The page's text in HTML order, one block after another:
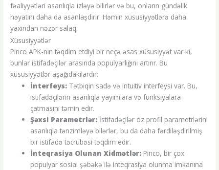
fəaliyyətləri asanlıqla izləyə bilirlər və bu, onların gündəlik
həyatını daha da asanlaşdırır. Həmin xüsusiyyətlərə daha
yaxından nəzər salaq.
Xüsusiyyətlər
Pinco APK-nın təqdim etdiyi bir neçə əsas xüsusiyyət var ki,
bunlar istifadəçilər arasında populyarlığını artırır. Bu
xüsusiyyətlər aşağıdakılardır:
İnterfeys: Tətbiqin sadə və intuitiv interfeysi var. Bu,
istifadəçilərin asanlıqla yayımlara və funksiyalara
çatmasını təmin edir.
Şəxsi Parametrlər: İstifadəçilər öz profil parametrlərini
asanlıqla tənzimləyə bilərlər, bu da daha fərdiləşdirilmiş
bir istifadə təcrübəsi təqdim edir.
İnteqrasiya Olunan Xidmətlər: Pinco, bir çox
populyar sosial şəbəkə ilə inteqrasiya olunma imkanına